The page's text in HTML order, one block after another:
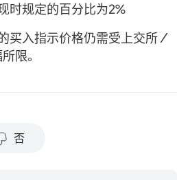
时规定的百分比为2%
买入指示价格仍需受上交所／
限。
否